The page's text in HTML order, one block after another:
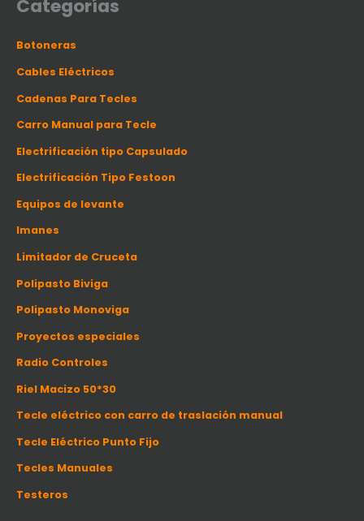
e
p
d
c
t
s
Categorías
Botoneras
Cables Eléctricos
Cadenas Para Tecles
Carro Manual para Tecle
Electrificación tipo Capsulado
Electrificación Tipo Festoon
Equipos de levante
Imanes
Limitador de Cruceta
Polipasto Biviga
Polipasto Monoviga
Proyectos especiales
Radio Controles
Riel Macizo 50*30
Tecle eléctrico con carro de traslación manual
Tecle Eléctrico Punto Fijo
Tecles Manuales
Testeros